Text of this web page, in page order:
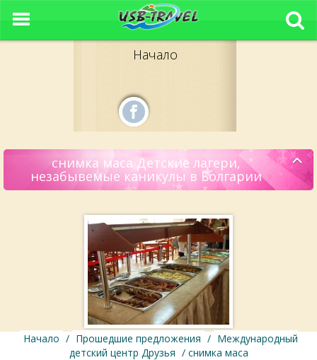
Начало
снимка маса Детские лагери,
незабывемые каникулы в Болгарии
Начало / Прошедшие предложения / Международный
детский центр Друзья / снимка маса